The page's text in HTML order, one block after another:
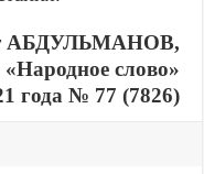
АБДУЛЬМАНОВ,
слово»
года № 77 (7826)